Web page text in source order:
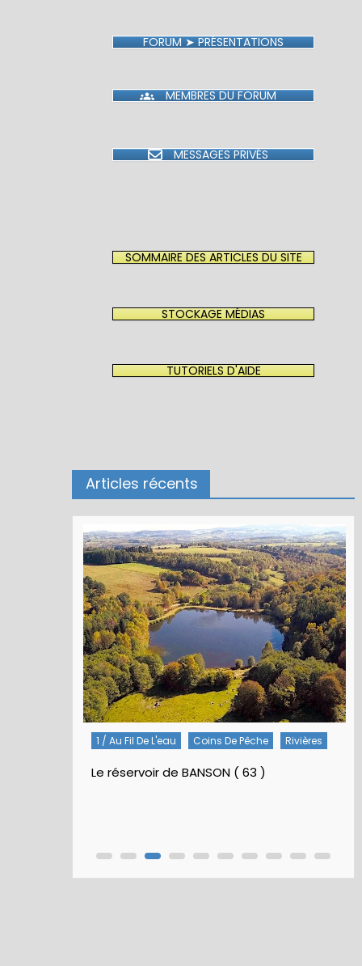
FORUM ➤ PRÉSENTATIONS
MEMBRES DU FORUM
MESSAGES PRIVÉS
SOMMAIRE DES ARTICLES DU SITE
STOCKAGE MÉDIAS
TUTORIELS D'AIDE
Articles récents
1 / Au Fil De L'eau Coins De Pêche Rivières
Le réservoir de BANSON ( 63 )